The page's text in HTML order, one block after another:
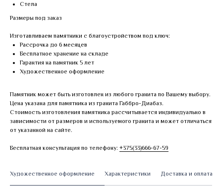
Стела
Размеры под заказ
Изготавливаем памятники с благоустройством под ключ:
Рассрочка до 6 месяцев
Бесплатное хранение на складе
Гарантия на памятник 5 лет
Художественное оформление
Памятник может быть изготовлен из любого гранита по Вашему выбору.
Цена указана для памятника из гранита Габбро-Диабаз.
Стоимость изготовления памятника рассчитывается индивидуально в
зависимости от размеров и используемого гранита и может отличаться
от указанной на сайте.
Бесплатная консультация по телефону: +375(33)666-67-59
Художественное оформление Характеристики Доставка и оплата